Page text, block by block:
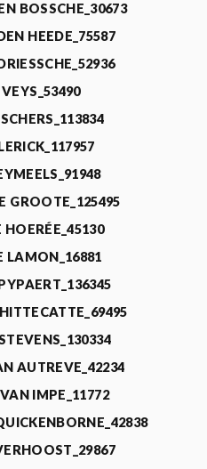
BOSSCHE_30673
HEEDE_75587
GROOTE_125495
LAMON_16881
AUTREVE_42234
IMPE_11772